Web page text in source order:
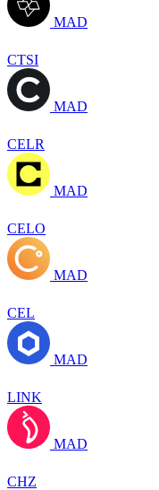
MAD
CTSI
MAD
CELR
MAD
CELO
MAD
CEL
MAD
LINK
MAD
CHZ